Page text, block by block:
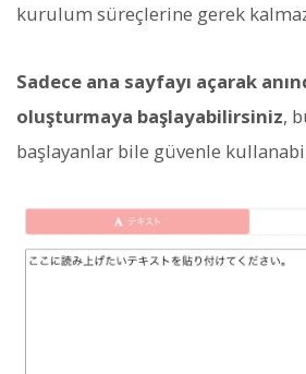
kurulum süreçlerine gerek
Sadece ana sayfayı açarak
oluşturmaya başlayabilirsiniz,
başlayanlar bile güvenle